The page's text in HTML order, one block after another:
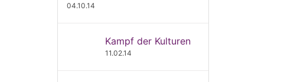
04.10.14
Kampf der Kulturen
11.02.14